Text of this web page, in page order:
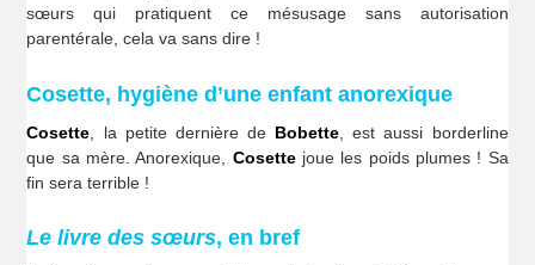
sœurs qui pratiquent ce mésusage sans autorisation
parentérale, cela va sans dire !
Cosette, hygiène d’une enfant anorexique
Cosette , la petite dernière de Bobette , est aussi borderline
que sa mère. Anorexique, Cosettejoue les poids plumes ! Sa
fin sera terrible !
Le livre des sœurs, en bref